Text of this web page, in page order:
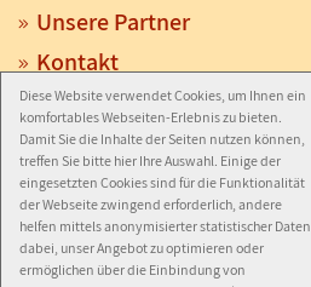
Diese Website verwendet Cookies, um Ihnen ein
komfortables Webseiten-Erlebnis zu bieten.
Damit Sie die Inhalte der Seiten nutzen können,
treffen Sie bitte hier Ihre Auswahl. Einige der
eingesetzten Cookies sind für die Funktionalität
der Webseite zwingend erforderlich, andere
helfen mittels anonymisierter statistischer Daten
dabei, unser Angebot zu optimieren oder
ermöglichen über die Einbindung von
Unsere Partner
Kontakt
Anfahrt
Impressum
Datenschutz
Barrierefreiheit